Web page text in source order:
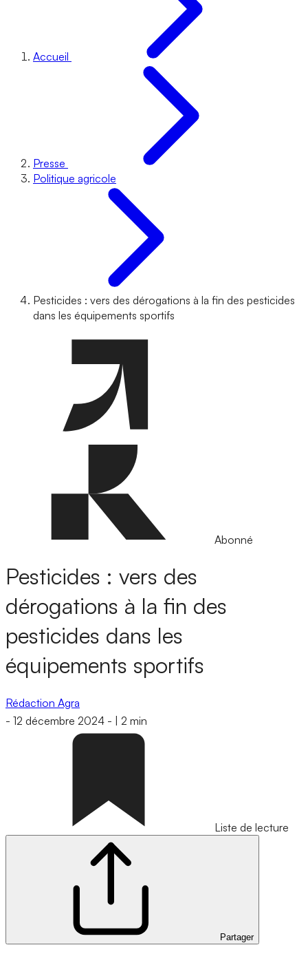
Accueil
Presse
Politique agricole
Pesticides : vers des dérogations à la fin des pesticides
dans les équipements sportifs
Abonné
Pesticides : vers des
dérogations à la fin des
pesticides dans les
équipements sportifs
Rédaction Agra
- 12 décembre 2024 - 2 min
Liste de lecture
Partager